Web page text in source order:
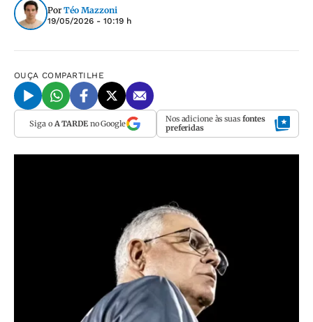
Por Téo Mazzoni
19/05/2026 - 10:19 h
OUÇA COMPARTILHE
Siga o A TARDEno Google Nos adicione às suas fontes
preferidas